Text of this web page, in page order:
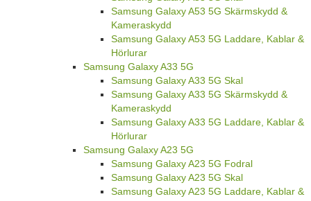
Samsung Galaxy A53 5G Skärmskydd &
Kameraskydd
Samsung Galaxy A53 5G Laddare, Kablar &
Hörlurar
Samsung Galaxy A33 5G
Samsung Galaxy A33 5G Skal
Samsung Galaxy A33 5G Skärmskydd &
Kameraskydd
Samsung Galaxy A33 5G Laddare, Kablar &
Hörlurar
Samsung Galaxy A23 5G
Samsung Galaxy A23 5G Fodral
Samsung Galaxy A23 5G Skal
Samsung Galaxy A23 5G Laddare, Kablar &